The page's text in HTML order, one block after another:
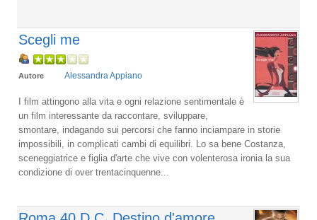
Scegli me
Autore Alessandra Appiano
I film attingono alla vita e ogni relazione sentimentale è
un film interessante da raccontare, sviluppare,
smontare, indagando sui percorsi che fanno inciampare in storie
impossibili, in complicati cambi di equilibri. Lo sa bene Costanza,
sceneggiatrice e figlia d'arte che vive con volenterosa ironia la sua
condizione di over trentacinquenne...